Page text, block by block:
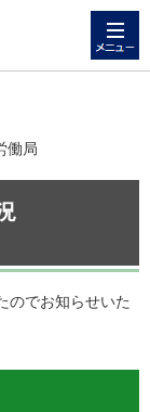
働局
のでお知らせいた